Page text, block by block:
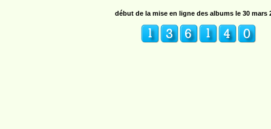
début de la mise en ligne des albums le 30 mars